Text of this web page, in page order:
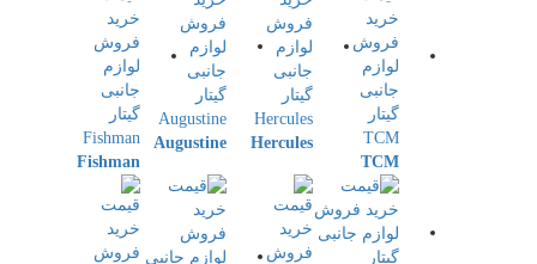
TCM
Hercules
Augustine
Fishman